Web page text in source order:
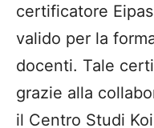
certificatore
valido per la
docenti. Tale
grazie alla
il Centro Studi